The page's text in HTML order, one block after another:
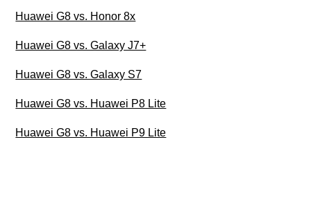
Huawei G8 vs. Honor 8x
Huawei G8 vs. Galaxy J7+
Huawei G8 vs. Galaxy S7
Huawei G8 vs. Huawei P8 Lite
Huawei G8 vs. Huawei P9 Lite